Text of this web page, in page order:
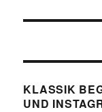
KLASSIK
UND